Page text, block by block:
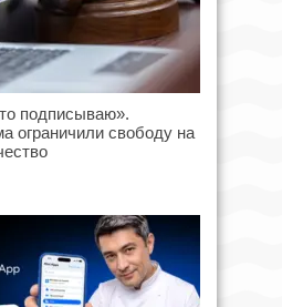
подписываю».
ограничили свободу на